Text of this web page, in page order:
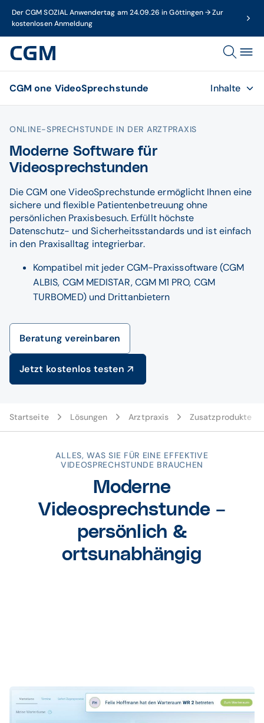
Der CGM SOZIAL Anwendertag am 24.09.26 in Göttingen → Zur
kostenlosen Anmeldung
CGM one VideoSprechstunde Inhalte
ONLINE-SPRECHSTUNDE IN DER ARZTPRAXIS
Moderne Software für
Videosprechstunden
Die CGM one VideoSprechstunde ermöglicht Ihnen eine
sichere und flexible Patientenbetreuung ohne
persönlichen Praxisbesuch. Erfüllt höchste
Datenschutz- und Sicherheitsstandards und ist einfach
in den Praxisalltag integrierbar.
Kompatibel mit jeder CGM-Praxissoftware (CGM
ALBIS, CGM MEDISTAR, CGM M1 PRO, CGM
TURBOMED) und Drittanbietern
Beratung vereinbaren
Jetzt kostenlos testen
Startseite Lösungen Arztpraxis Zusatzprodukte
ALLES, WAS SIE FÜR EINE EFFEKTIVE
VIDEOSPRECHSTUNDE BRAUCHEN
Moderne
Videosprechstunde –
persönlich &
ortsunabhängig